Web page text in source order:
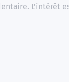
L'intérêt